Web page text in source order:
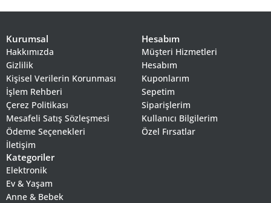
Kurumsal
Hakkımızda
Gizlilik
Kişisel Verilerin Korunması
İşlem Rehberi
Çerez Politikası
Mesafeli Satış Sözleşmesi
Ödeme Seçenekleri
İletişim
Hesabım
Müşteri Hizmetleri
Hesabım
Kuponlarım
Sepetim
Siparişlerim
Kullanıcı Bilgilerim
Özel Fırsatlar
Kategoriler
Elektronik
Ev & Yaşam
Anne & Bebek